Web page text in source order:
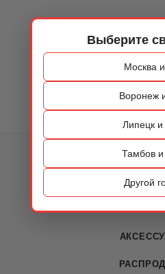
Выберите
Москва
Воронеж
Липецк и
Тамбов и
Другой